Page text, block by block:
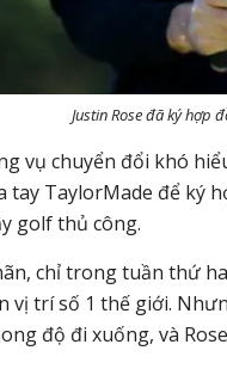
Justin Rose đã ký hợp
vụ chuyển đổi khó
tay TaylorMade để
golf thủ công.
chỉ trong tuần thứ
vị trí số 1 thế giới.
độ đi xuống, và